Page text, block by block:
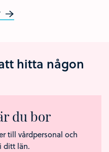
hitta någon
du bor
till vårdpersonal och
ditt län.